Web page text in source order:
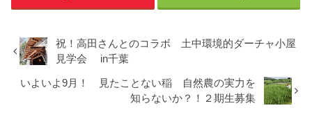
祝！高田さんとのコラボ 土中環境的ダーチャ小屋
見学会 in千葉
いよいよ9月！ 見たことない稲 自然農の実力を
知らないか？！２期生募集